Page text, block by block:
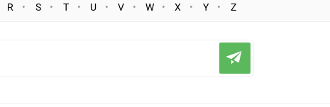
R S T U V W X Y Z